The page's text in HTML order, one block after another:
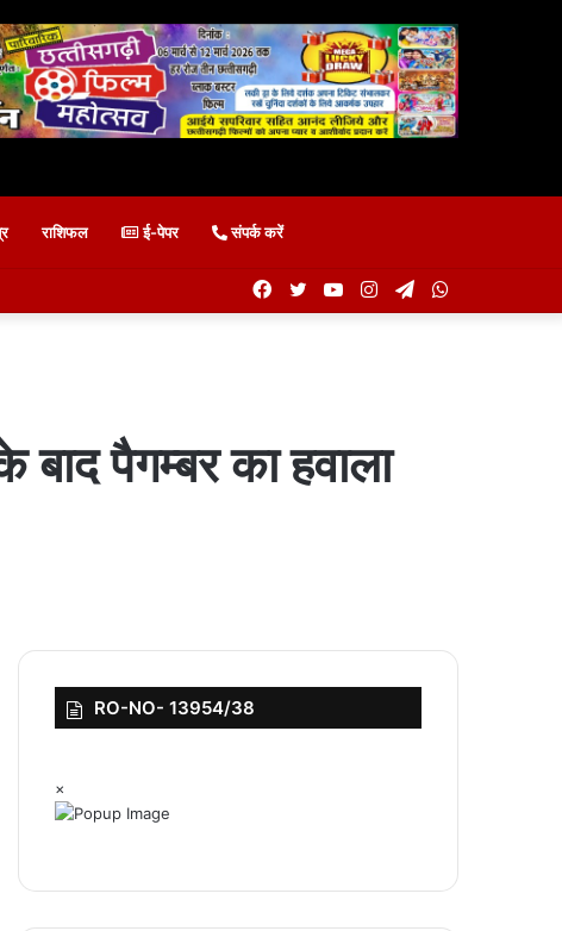
राशिफल ई-पेपर संपर्क करें
Telegram
Instagram
YouTube
Twitter
Facebook
बाद पैगम्बर का हवाला
RO-NO- 13954/38
×